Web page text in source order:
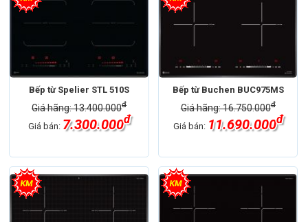
Bếp từ Spelier STL 510S
Giá hãng: 13.400.000đ
Giá bán: 7.300.000đ
Bếp từ Buchen BUC975MS
Giá hãng: 16.750.000đ
Giá bán: 11.690.000đ